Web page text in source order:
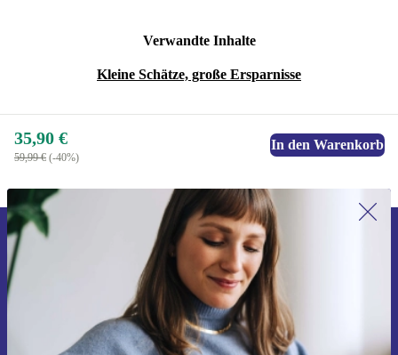
Verwandte Inhalte
Kleine Schätze, große Ersparnisse
35,90 €
59,99 € (-40%)
In den Warenkorb
Erstmals zum Newsletter anmelden,
15 € sparen!
Verpasse kein Angebot mehr.